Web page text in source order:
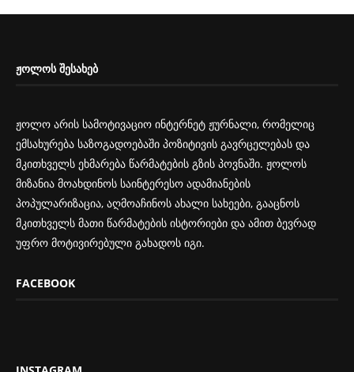
ᲟᲝᲚᲝᲡ ᲨᲔᲡᲐᲮᲔᲑ
ჟოლო არის სამოტივაციო ინტერნეტ ჟურნალი, რომელიც
ემსახურება საზოგადოებაში პოზიტივის გავრცელებას და
მკითხველს ეხმარება წარმატების გზის პოვნაში. ჟოლოს
მიზანია მოახდინოს საინტერესო ადამიანების
პოპულარიზაცია, აღმოაჩინოს ახალი სახეები, გააცნოს
მკითხველს მათი წარმატების ისტორიები და ამით ბევრად
უფრო მოტივირებული გახადოს იგი.
FACEBOOK